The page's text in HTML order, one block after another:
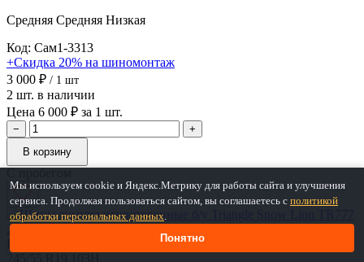
Средняя Средняя Низкая
Код: Сам1-3313
+Скидка 20% на шиномонтаж
3 000 ₽ / 1 шт
2 шт. в наличии
Цена 6 000 ₽ за 1 шт.
−
+
В корзину
Шины зимние нешипованные б/у Triangle Snow Lion TR777
Мы используем cookie и Яндекс.Метрику для работы сайта и улучшения
сервиса. Продолжая пользоваться сайтом, вы соглашаетесь с политикой
обработки персональных данных.
Понятно